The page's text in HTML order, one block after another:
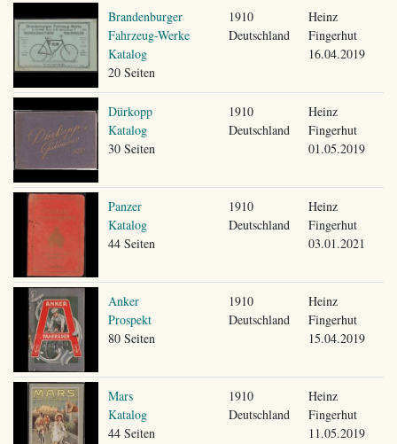
Brandenburger
Fahrzeug-Werke
Katalog
20 Seiten
1910
Deutschland
Heinz
Fingerhut
16.04.2019
Dürkopp
Katalog
30 Seiten
1910
Deutschland
Heinz
Fingerhut
01.05.2019
Panzer
Katalog
44 Seiten
1910
Deutschland
Heinz
Fingerhut
03.01.2021
Anker
Prospekt
80 Seiten
1910
Deutschland
Heinz
Fingerhut
15.04.2019
Mars
Katalog
44 Seiten
1910
Deutschland
Heinz
Fingerhut
11.05.2019